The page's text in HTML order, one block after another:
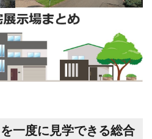
一度に見学できる総合